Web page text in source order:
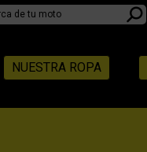
NUESTRA ROPA